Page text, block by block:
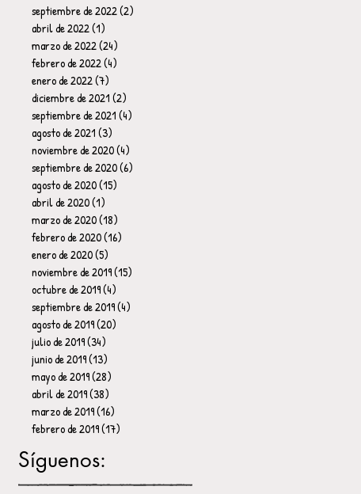
septiembre de 2022(2)
abril de 2022(1)
marzo de 2022(24)
febrero de 2022(4)
enero de 2022(7)
diciembre de 2021(2)
septiembre de 2021(4)
agosto de 2021(3)
noviembre de 2020(4)
septiembre de 2020(6)
agosto de 2020(15)
abril de 2020(1)
marzo de 2020(18)
febrero de 2020(16)
enero de 2020(5)
noviembre de 2019(15)
octubre de 2019(4)
septiembre de 2019(4)
agosto de 2019(20)
julio de 2019(34)
junio de 2019(13)
mayo de 2019(28)
abril de 2019(38)
marzo de 2019(16)
febrero de 2019(17)
Síguenos: